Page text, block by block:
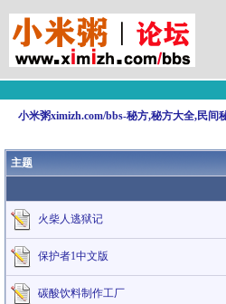
小米粥ximizh.com/bbs-秘方,秘方大全,民
主题
火柴人逃狱记
保护者1中文版
碳酸饮料制作工厂